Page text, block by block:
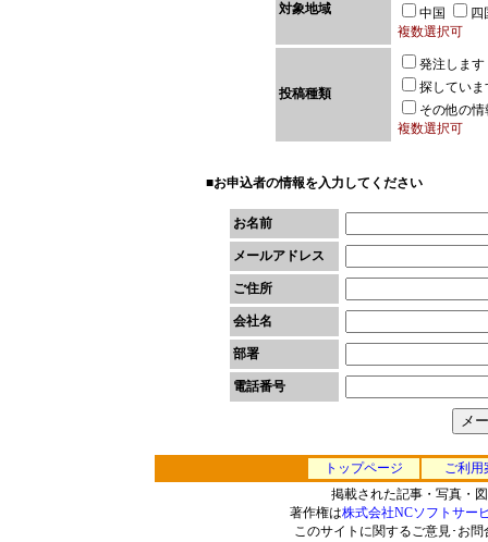
対象地域
中国
複数選択可
投稿種類
発注します
探してい
その他の情
複数選択可
■お申込者の情報を入力してください
お名前
メールアドレス
ご住所
会社名
部署
電話番号
トップページ
ご利用
掲載された記事・写真・
著作権は株式会社NCソフトサー
このサイトに関するご意見･お